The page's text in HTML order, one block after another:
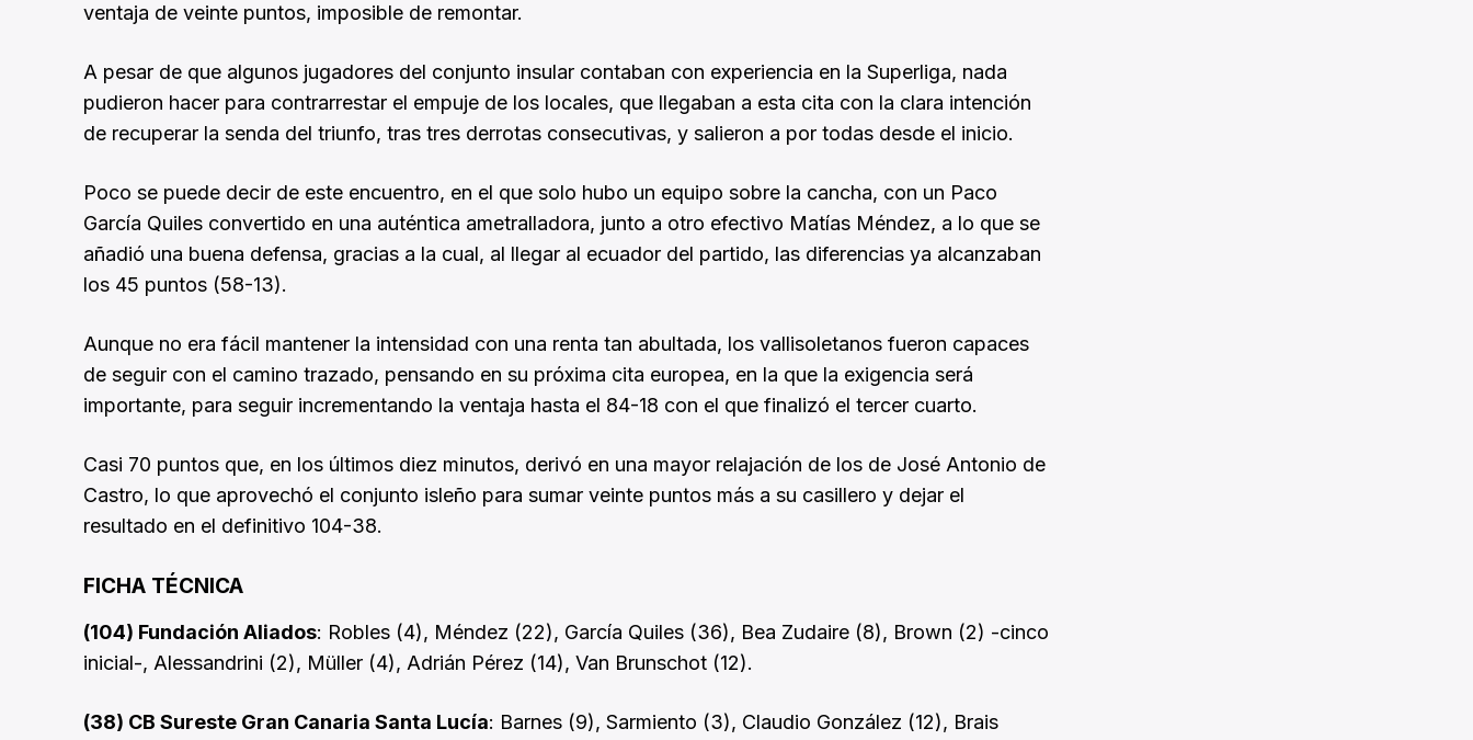
ventaja de veinte puntos, imposible de remontar.
A pesar de que algunos jugadores del conjunto insular contaban con experiencia en la Superliga, nada
pudieron hacer para contrarrestar el empuje de los locales, que llegaban a esta cita con la clara intención
de recuperar la senda del triunfo, tras tres derrotas consecutivas, y salieron a por todas desde el inicio.
Poco se puede decir de este encuentro, en el que solo hubo un equipo sobre la cancha, con un Paco
García Quiles convertido en una auténtica ametralladora, junto a otro efectivo Matías Méndez, a lo que se
añadió una buena defensa, gracias a la cual, al llegar al ecuador del partido, las diferencias ya alcanzaban
los 45 puntos (58-13).
Aunque no era fácil mantener la intensidad con una renta tan abultada, los vallisoletanos fueron capaces
de seguir con el camino trazado, pensando en su próxima cita europea, en la que la exigencia será
importante, para seguir incrementando la ventaja hasta el 84-18 con el que finalizó el tercer cuarto.
Casi 70 puntos que, en los últimos diez minutos, derivó en una mayor relajación de los de José Antonio de
Castro, lo que aprovechó el conjunto isleño para sumar veinte puntos más a su casillero y dejar el
resultado en el definitivo 104-38.
FICHA TÉCNICA
(104) Fundación Aliados: Robles (4), Méndez (22), García Quiles (36), Bea Zudaire (8), Brown (2) -cinco
inicial-, Alessandrini (2), Müller (4), Adrián Pérez (14), Van Brunschot (12).
(38) CB Sureste Gran Canaria Santa Lucía: Barnes (9), Sarmiento (3), Claudio González (12), Brais